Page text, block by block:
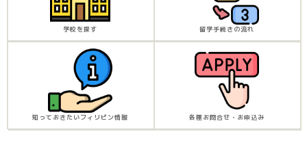
学校を探す 留学手続きの流れ
知っておきたいフィリピン情報 各種お問合せ・お申込み